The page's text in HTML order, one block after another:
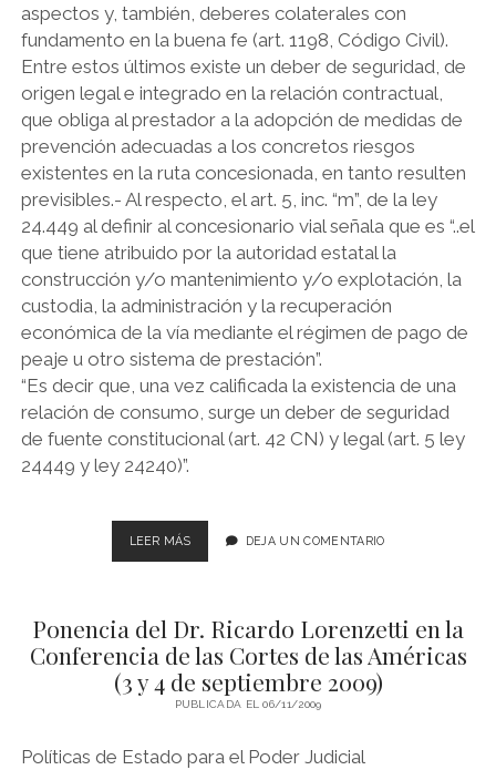
aspectos y, también, deberes colaterales con
fundamento en la buena fe (art. 1198, Código Civil).
Entre estos últimos existe un deber de seguridad, de
origen legal e integrado en la relación contractual,
que obliga al prestador a la adopción de medidas de
prevención adecuadas a los concretos riesgos
existentes en la ruta concesionada, en tanto resulten
previsibles.- Al respecto, el art. 5, inc. “m”, de la ley
24.449 al definir al concesionario vial señala que es “..el
que tiene atribuido por la autoridad estatal la
construcción y/o mantenimiento y/o explotación, la
custodia, la administración y la recuperación
económica de la vía mediante el régimen de pago de
peaje u otro sistema de prestación”.
“Es decir que, una vez calificada la existencia de una
relación de consumo, surge un deber de seguridad
de fuente constitucional (art. 42 CN) y legal (art. 5 ley
24449 y ley 24240)”.
LEER MÁSFALLOS
DE
SUPREMA.
OPINIONES
DEL
DR.
LORENZETTI.
DERECHO
DEJA UN COMENTARIO
Ponencia del Dr. Ricardo Lorenzetti en la
Conferencia de las Cortes de las Américas
(3 y 4 de septiembre 2009)
PUBLICADA EL 06/11/2009
Políticas de Estado para el Poder Judicial